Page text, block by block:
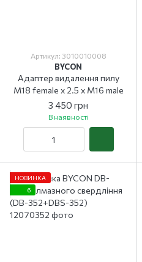
Артикул: 3010010008
BYCON
Адаптер видалення пилу
М18 female x 2.5 x M16 male
3 450 грн
В наявності
НОВИНКА
6